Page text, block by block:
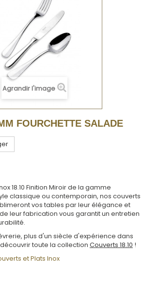
Agrandir l'image
FOURCHETTE SALADE
18.10 Finition Miroir de la gamme
classique ou contemporain, nos couverts
vos tables par leur élégance et
leur fabrication vous garantit un entretien
plus d'un siècle d'expérience dans
toute la collection Couverts 18.10 !
et Plats Inox